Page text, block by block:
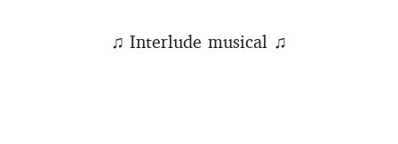
♫ Interlude musical ♫